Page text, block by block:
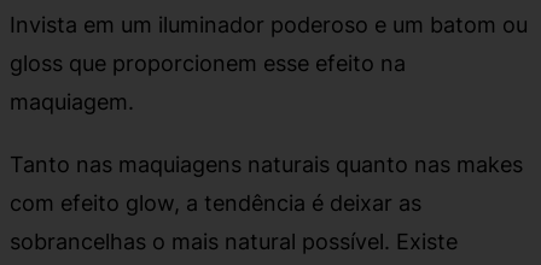
Invista em um iluminador poderoso e um batom ou
gloss que proporcionem esse efeito na
maquiagem.
Tanto nas maquiagens naturais quanto nas makes
com efeito glow, a tendência é deixar as
sobrancelhas o mais natural possível. Existe